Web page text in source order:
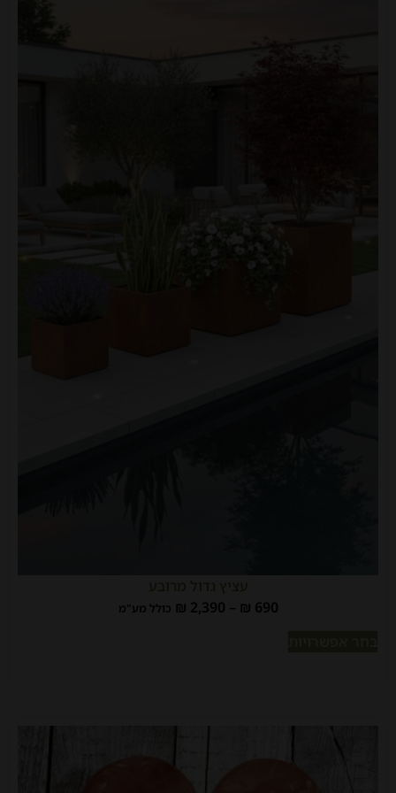
₪ 690
–
₪ 2,390 כולל מע"מ